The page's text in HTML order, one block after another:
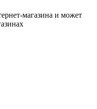
магазина и может